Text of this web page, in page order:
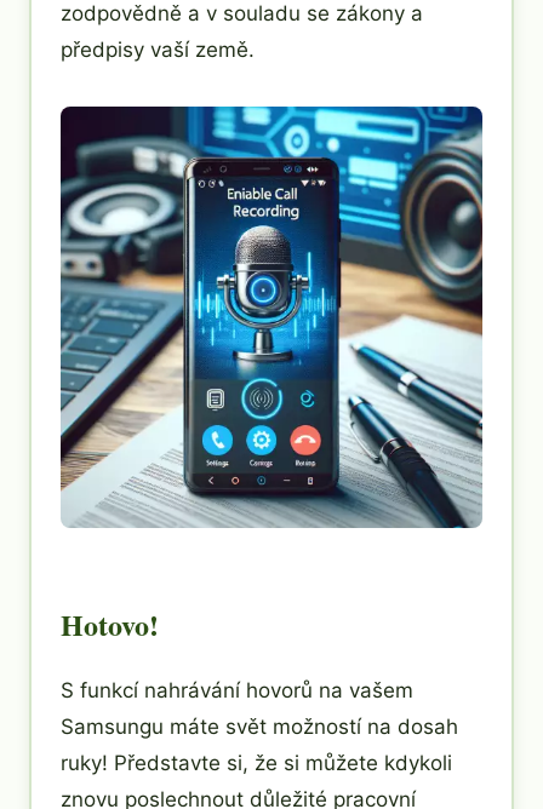
zodpovědně a v souladu se zákony a
předpisy vaší země.
Hotovo!
S funkcí nahrávání hovorů na vašem
Samsungu máte svět možností na dosah
ruky! Představte si, že si můžete kdykoli
znovu poslechnout důležité pracovní